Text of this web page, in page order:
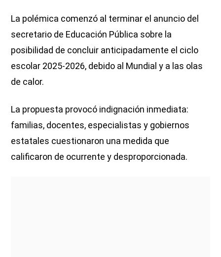
La polémica comenzó al terminar el anuncio del
secretario de Educación Pública sobre la
posibilidad de concluir anticipadamente el ciclo
escolar 2025-2026, debido al Mundial y a las olas
de calor.
La propuesta provocó indignación inmediata:
familias, docentes, especialistas y gobiernos
estatales cuestionaron una medida que
calificaron de ocurrente y desproporcionada.